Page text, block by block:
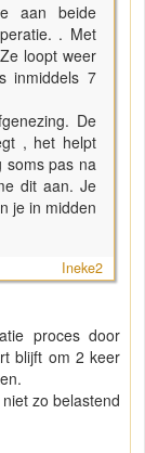
aan beide
. Met
loopt weer
inmiddels 7
De
, het helpt
soms pas na
dit aan. Je
je in midden
Ineke2
proces door
blijft om 2 keer
zo belastend